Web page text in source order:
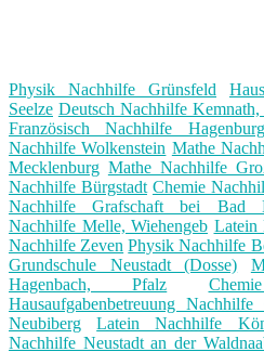
Physik Nachhilfe Grünsfeld
Seelze Deutsch Nachhilfe Kemnath,
Französisch Nachhilfe
Nachhilfe Wolkenstein Mathe
Mecklenburg Mathe Nachhilfe
Nachhilfe Bürgstadt Chemie
Nachhilfe Grafschaft bei Bad
Nachhilfe Melle, Wiehengeb Latein
Nachhilfe Zeven Physik Nachhilfe
Grundschule Neustadt (Dosse)
Hagenbach, Pfalz
Hausaufgabenbetreuung Nachhilfe
Neubiberg
Latein Nachhilfe
Nachhilfe Neustadt an der